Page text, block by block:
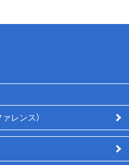
レンス）